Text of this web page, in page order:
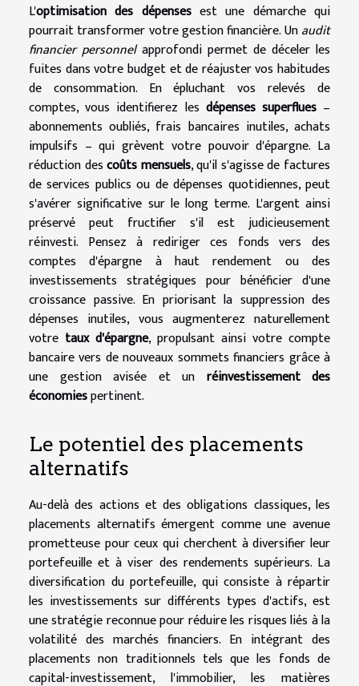
L'optimisation des dépensesest une démarche qui
pourrait transformer votre gestion financière. Unaudit
financier personnelapprofondi permet de déceler les
fuites dans votre budget et de réajuster vos habitudes
de consommation. En épluchant vos relevés de
comptes, vous identifierez les dépenses superflues–
abonnements oubliés, frais bancaires inutiles, achats
impulsifs – qui grèvent votre pouvoir d'épargne. La
réduction descoûts mensuels, qu'il s'agisse de factures
de services publics ou de dépenses quotidiennes, peut
s'avérer significative sur le long terme. L'argent ainsi
préservé peut fructifier s'il est judicieusement
réinvesti. Pensez à rediriger ces fonds vers des
comptes d'épargne à haut rendement ou des
investissements stratégiques pour bénéficier d'une
croissance passive. En priorisant la suppression des
dépenses inutiles, vous augmenterez naturellement
votre taux d'épargne, propulsant ainsi votre compte
bancaire vers de nouveaux sommets financiers grâce à
une gestion avisée et un réinvestissement des
économiespertinent.
Le potentiel des placements
alternatifs
Au-delà des actions et des obligations classiques, les
placements alternatifs émergent comme une avenue
prometteuse pour ceux qui cherchent à diversifier leur
portefeuille et à viser des rendements supérieurs. La
diversification du portefeuille, qui consiste à répartir
les investissements sur différents types d'actifs, est
une stratégie reconnue pour réduire les risques liés à la
volatilité des marchés financiers. En intégrant des
placements non traditionnels tels que les fonds de
capital-investissement, l'immobilier, les matières